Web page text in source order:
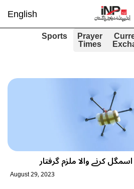
English
Prayer
Times
Sports
کرنے والا ملزم گرفتار
August 29, 2023